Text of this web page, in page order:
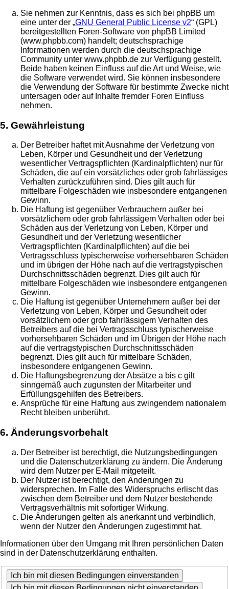
Sie nehmen zur Kenntnis, dass es sich bei phpBB um
eine unter der „GNU General Public License v2“ (GPL)
bereitgestellten Foren-Software von phpBB Limited
(www.phpbb.com) handelt; deutschsprachige
Informationen werden durch die deutschsprachige
Community unter www.phpbb.de zur Verfügung gestellt.
Beide haben keinen Einfluss auf die Art und Weise, wie
die Software verwendet wird. Sie können insbesondere
die Verwendung der Software für bestimmte Zwecke nicht
untersagen oder auf Inhalte fremder Foren Einfluss
nehmen.
5. Gewährleistung
Der Betreiber haftet mit Ausnahme der Verletzung von
Leben, Körper und Gesundheit und der Verletzung
wesentlicher Vertragspflichten (Kardinalpflichten) nur für
Schäden, die auf ein vorsätzliches oder grob fahrlässiges
Verhalten zurückzuführen sind. Dies gilt auch für
mittelbare Folgeschäden wie insbesondere entgangenen
Gewinn.
Die Haftung ist gegenüber Verbrauchern außer bei
vorsätzlichem oder grob fahrlässigem Verhalten oder bei
Schäden aus der Verletzung von Leben, Körper und
Gesundheit und der Verletzung wesentlicher
Vertragspflichten (Kardinalpflichten) auf die bei
Vertragsschluss typischerweise vorhersehbaren Schäden
und im übrigen der Höhe nach auf die vertragstypischen
Durchschnittsschäden begrenzt. Dies gilt auch für
mittelbare Folgeschäden wie insbesondere entgangenen
Gewinn.
Die Haftung ist gegenüber Unternehmern außer bei der
Verletzung von Leben, Körper und Gesundheit oder
vorsätzlichem oder grob fahrlässigem Verhalten des
Betreibers auf die bei Vertragsschluss typischerweise
vorhersehbaren Schäden und im Übrigen der Höhe nach
auf die vertragstypischen Durchschnittsschäden
begrenzt. Dies gilt auch für mittelbare Schäden,
insbesondere entgangenen Gewinn.
Die Haftungsbegrenzung der Absätze a bis c gilt
sinngemäß auch zugunsten der Mitarbeiter und
Erfüllungsgehilfen des Betreibers.
Ansprüche für eine Haftung aus zwingendem nationalem
Recht bleiben unberührt.
6. Änderungsvorbehalt
Der Betreiber ist berechtigt, die Nutzungsbedingungen
und die Datenschutzerklärung zu ändern. Die Änderung
wird dem Nutzer per E-Mail mitgeteilt.
Der Nutzer ist berechtigt, den Änderungen zu
widersprechen. Im Falle des Widerspruchs erlischt das
zwischen dem Betreiber und dem Nutzer bestehende
Vertragsverhältnis mit sofortiger Wirkung.
Die Änderungen gelten als anerkannt und verbindlich,
wenn der Nutzer den Änderungen zugestimmt hat.
Informationen über den Umgang mit Ihren persönlichen Daten
sind in der Datenschutzerklärung enthalten.